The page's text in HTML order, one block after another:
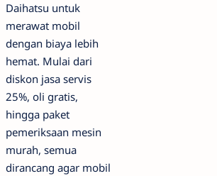
Daihatsu untuk
merawat mobil
dengan biaya lebih
hemat. Mulai dari
diskon jasa servis
25%, oli gratis,
hingga paket
pemeriksaan mesin
murah, semua
dirancang agar mobil